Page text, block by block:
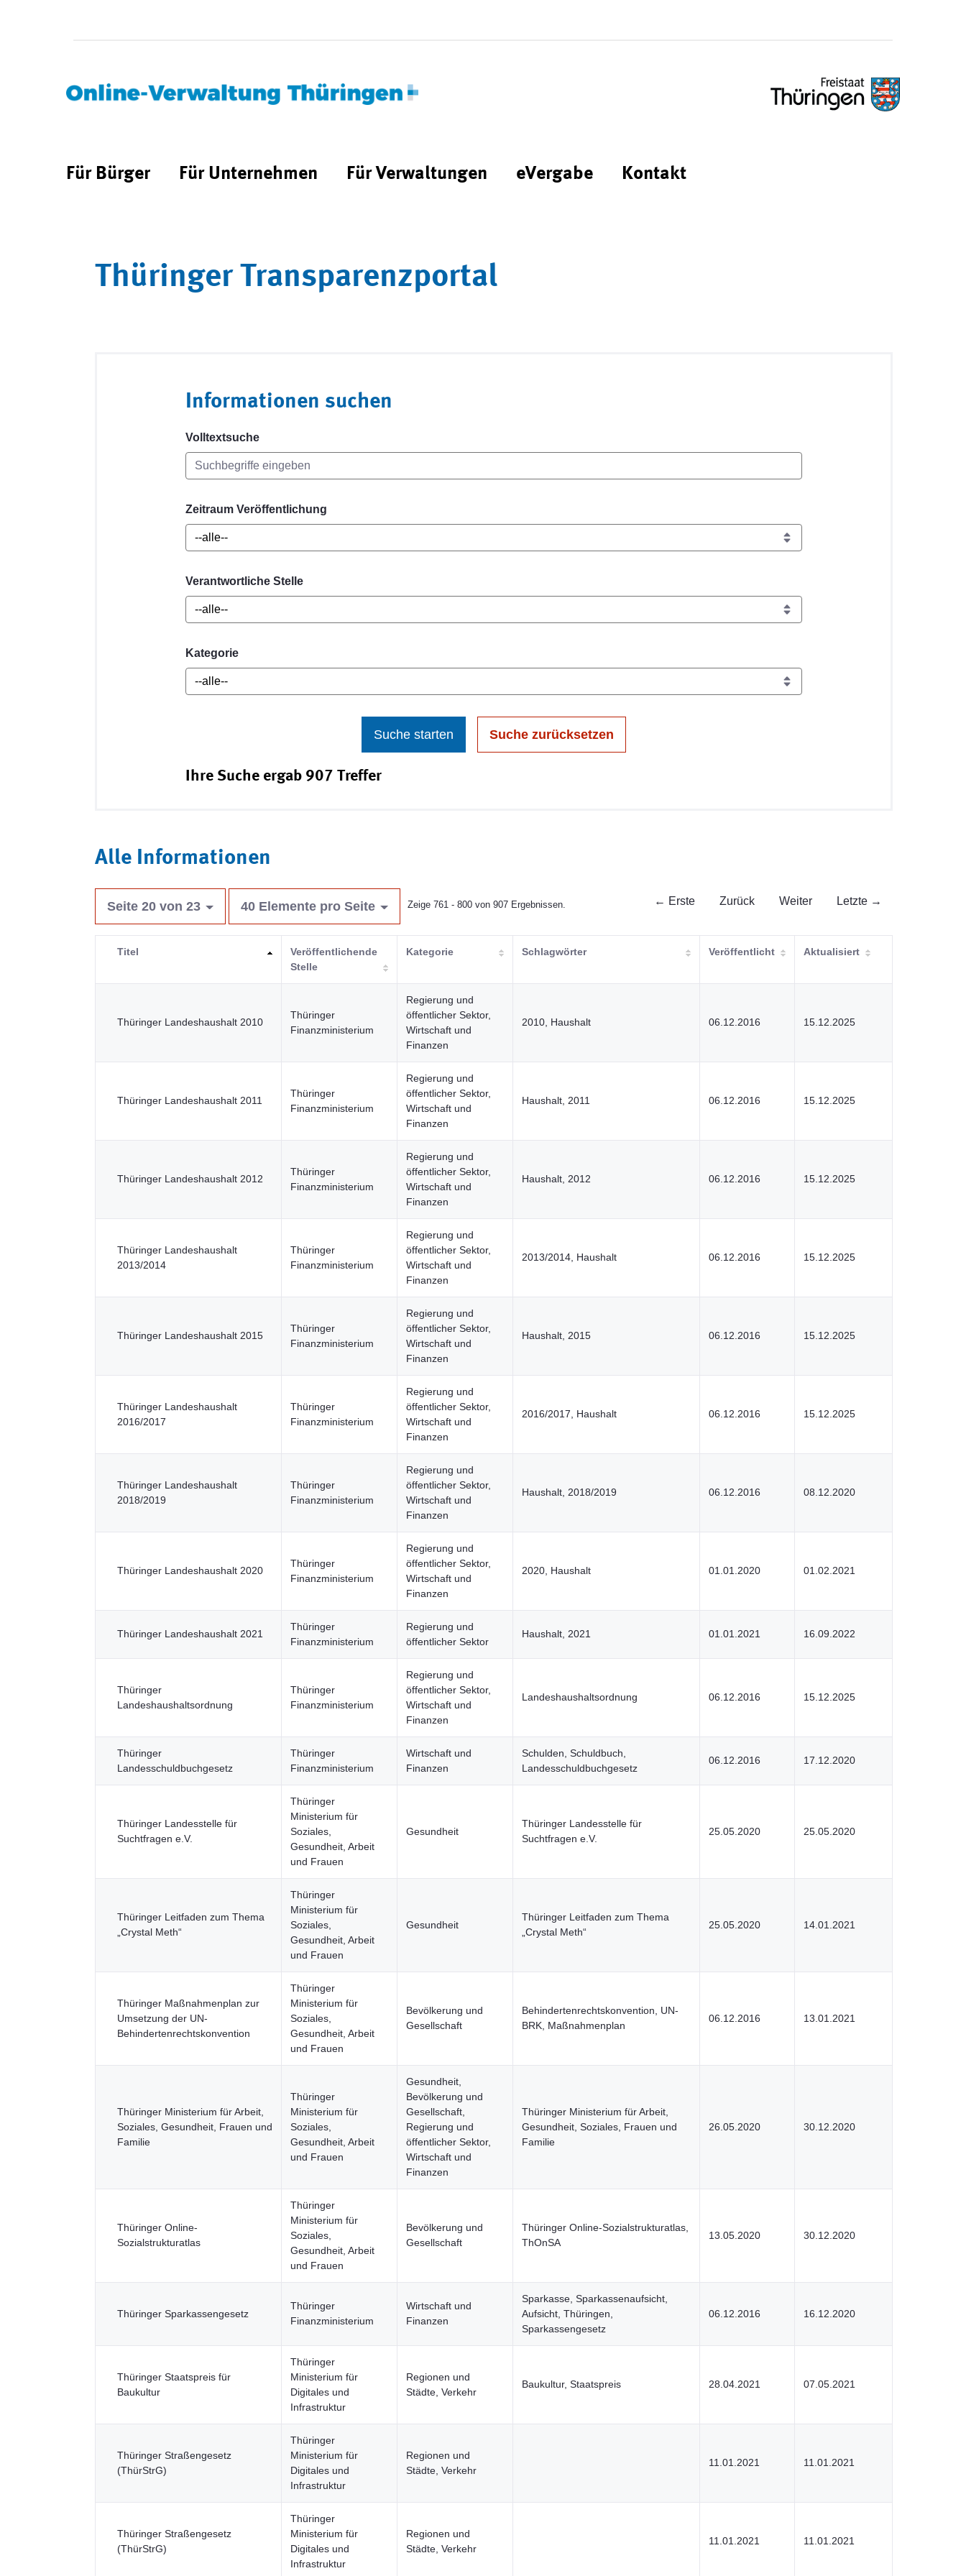
Für Bürger Für Unternehmen Für Verwaltungen eVergabe Kontakt
Thüringer Transparenzportal
Informationen suchen
Volltextsuche
Zeitraum Veröffentlichung
Verantwortliche Stelle
Kategorie
Suche starten Suche zurücksetzen
Ihre Suche ergab 907 Treffer
Alle Informationen
Seite 20 von 23 40 Elemente pro Seite Zeige 761 - 800 von 907 Ergebnissen. ← Erste Zurück Weiter Letzte →
Titel
Veröffentlichende
Stelle
Kategorie Schlagwörter Veröffentlicht Aktualisiert
Thüringer Landeshaushalt 2010
Thüringer
Finanzministerium
Regierung und
öffentlicher Sektor,
Wirtschaft und
Finanzen
2010, Haushalt 06.12.2016 15.12.2025
Thüringer Landeshaushalt 2011
Thüringer
Finanzministerium
Regierung und
öffentlicher Sektor,
Wirtschaft und
Finanzen
Haushalt, 2011 06.12.2016 15.12.2025
Thüringer Landeshaushalt 2012
Thüringer
Finanzministerium
Regierung und
öffentlicher Sektor,
Wirtschaft und
Finanzen
Haushalt, 2012 06.12.2016 15.12.2025
Thüringer Landeshaushalt
2013/2014
Thüringer
Finanzministerium
Regierung und
öffentlicher Sektor,
Wirtschaft und
Finanzen
2013/2014, Haushalt 06.12.2016 15.12.2025
Thüringer Landeshaushalt 2015
Thüringer
Finanzministerium
Regierung und
öffentlicher Sektor,
Wirtschaft und
Finanzen
Haushalt, 2015 06.12.2016 15.12.2025
Thüringer Landeshaushalt
2016/2017
Thüringer
Finanzministerium
Regierung und
öffentlicher Sektor,
Wirtschaft und
Finanzen
2016/2017, Haushalt 06.12.2016 15.12.2025
Thüringer Landeshaushalt
2018/2019
Thüringer
Finanzministerium
Regierung und
öffentlicher Sektor,
Wirtschaft und
Finanzen
Haushalt, 2018/2019 06.12.2016 08.12.2020
Thüringer Landeshaushalt 2020
Thüringer
Finanzministerium
Regierung und
öffentlicher Sektor,
Wirtschaft und
Finanzen
2020, Haushalt 01.01.2020 01.02.2021
Thüringer Landeshaushalt 2021
Thüringer
Finanzministerium
Regierung und
öffentlicher Sektor
Haushalt, 2021 01.01.2021 16.09.2022
Thüringer
Landeshaushaltsordnung
Thüringer
Finanzministerium
Regierung und
öffentlicher Sektor,
Wirtschaft und
Finanzen
Landeshaushaltsordnung 06.12.2016 15.12.2025
Thüringer
Landesschuldbuchgesetz
Thüringer
Finanzministerium
Wirtschaft und
Finanzen
Schulden, Schuldbuch,
Landesschuldbuchgesetz
06.12.2016 17.12.2020
Thüringer Landesstelle für
Suchtfragen e.V.
Thüringer
Ministerium für
Soziales,
Gesundheit, Arbeit
und Frauen
Gesundheit
Thüringer Landesstelle für
Suchtfragen e.V.
25.05.2020 25.05.2020
Thüringer Leitfaden zum Thema
„Crystal Meth“
Thüringer
Ministerium für
Soziales,
Gesundheit, Arbeit
und Frauen
Gesundheit
Thüringer Leitfaden zum Thema
„Crystal Meth“
25.05.2020 14.01.2021
Thüringer Maßnahmenplan zur
Umsetzung der UN-
Behindertenrechtskonvention
Thüringer
Ministerium für
Soziales,
Gesundheit, Arbeit
und Frauen
Bevölkerung und
Gesellschaft
Behindertenrechtskonvention, UN-
BRK, Maßnahmenplan
06.12.2016 13.01.2021
Thüringer Ministerium für Arbeit,
Soziales, Gesundheit, Frauen und
Familie
Thüringer
Ministerium für
Soziales,
Gesundheit, Arbeit
und Frauen
Gesundheit,
Bevölkerung und
Gesellschaft,
Regierung und
öffentlicher Sektor,
Wirtschaft und
Finanzen
Thüringer Ministerium für Arbeit,
Gesundheit, Soziales, Frauen und
Familie
26.05.2020 30.12.2020
Thüringer Online-
Sozialstrukturatlas
Thüringer
Ministerium für
Soziales,
Gesundheit, Arbeit
und Frauen
Bevölkerung und
Gesellschaft
Thüringer Online-Sozialstrukturatlas,
ThOnSA
13.05.2020 30.12.2020
Thüringer Sparkassengesetz
Thüringer
Finanzministerium
Wirtschaft und
Finanzen
Sparkasse, Sparkassenaufsicht,
Aufsicht, Thüringen,
Sparkassengesetz
06.12.2016 16.12.2020
Thüringer Staatspreis für
Baukultur
Thüringer
Ministerium für
Digitales und
Infrastruktur
Regionen und
Städte, Verkehr
Baukultur, Staatspreis 28.04.2021 07.05.2021
Thüringer Straßengesetz
(ThürStrG)
Thüringer
Ministerium für
Digitales und
Infrastruktur
Regionen und
Städte, Verkehr
11.01.2021 11.01.2021
Thüringer Straßengesetz
(ThürStrG)
Thüringer
Ministerium für
Digitales und
Infrastruktur
Regionen und
Städte, Verkehr
11.01.2021 11.01.2021